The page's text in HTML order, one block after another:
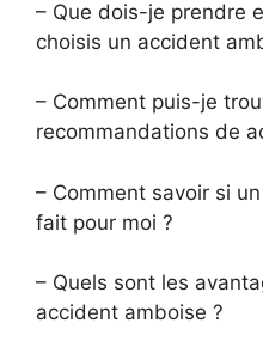
– Que dois-je prendre
choisis un accident
– Comment puis-je
recommandations de
– Comment savoir si
fait pour moi ?
– Quels sont les
accident amboise ?